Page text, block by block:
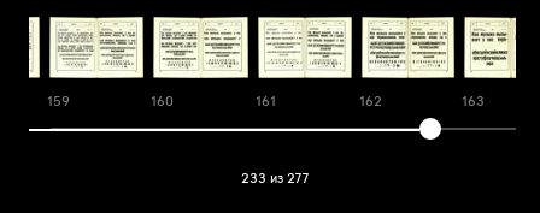
159 160 161 162 163
233 из 277